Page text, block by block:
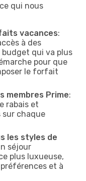
qui nous
vacances:
à des
qui va plus
pour que
le forfait
membres Prime:
rabais et
sur chaque
les styles de
séjour
plus luxueuse,
et à